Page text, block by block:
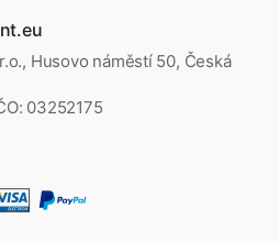
Husovo náměstí 50, Česká
03252175